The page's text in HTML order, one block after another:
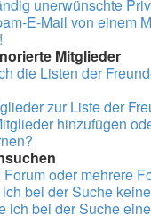
unerwünschte
E-Mail von einem
Mitglieder
die Listen der
zur Liste der
hinzufügen
oder mehrere
bei der Suche
ich bei der Suche